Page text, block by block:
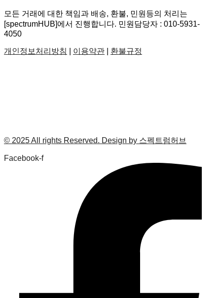
모든 거래에 대한 책임과 배송, 환불, 민원등의 처리는
[spectrumHUB]에서 진행합니다. 민원담당자 : 010-5931-
4050
개인정보처리방침 이용약관 환불규정
© 2025 All rights Reserved. Design by 스펙트럼허브
Facebook-f